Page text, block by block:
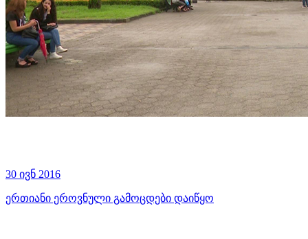
30 ივნ 2016
ერთიანი ეროვნული გამოცდები დაიწყო